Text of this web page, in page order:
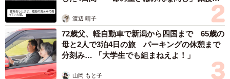
渡辺 晴子
72歳父、軽自動車で新潟から四国まで 65歳の
母と2人で3泊4日の旅 パーキングの休憩まで
分刻み… 「大学生でも組まねえよ！」
山岡 もと子